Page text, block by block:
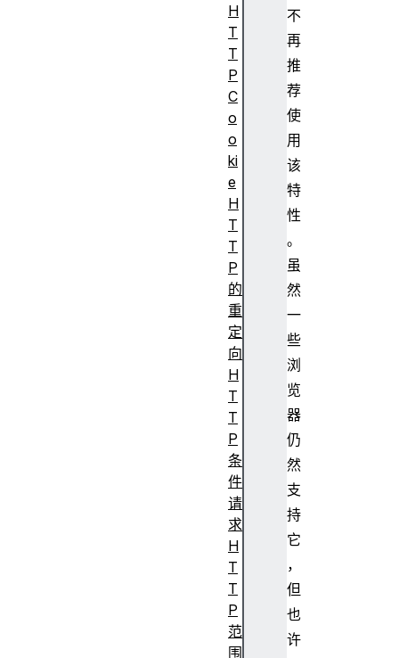
不
再
推
荐
使
用
该
特
性
。
虽
然
一
些
浏
览
器
仍
然
支
持
它
，
但
也
许
H
T
T
P
C
o
o
ki
e
H
T
T
P
的
重
定
向
H
T
T
P
条
件
请
求
H
T
T
P
范
围